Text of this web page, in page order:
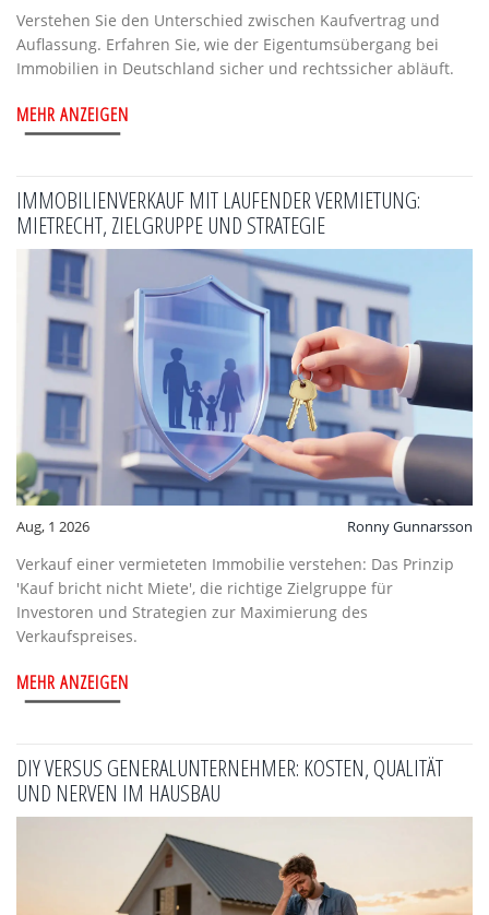
Verstehen Sie den Unterschied zwischen Kaufvertrag und
Auflassung. Erfahren Sie, wie der Eigentumsübergang bei
Immobilien in Deutschland sicher und rechtssicher abläuft.
MEHR ANZEIGEN
IMMOBILIENVERKAUF MIT LAUFENDER VERMIETUNG:
MIETRECHT, ZIELGRUPPE UND STRATEGIE
Aug, 1 2026 Ronny Gunnarsson
Verkauf einer vermieteten Immobilie verstehen: Das Prinzip
'Kauf bricht nicht Miete', die richtige Zielgruppe für
Investoren und Strategien zur Maximierung des
Verkaufspreises.
MEHR ANZEIGEN
DIY VERSUS GENERALUNTERNEHMER: KOSTEN, QUALITÄT
UND NERVEN IM HAUSBAU